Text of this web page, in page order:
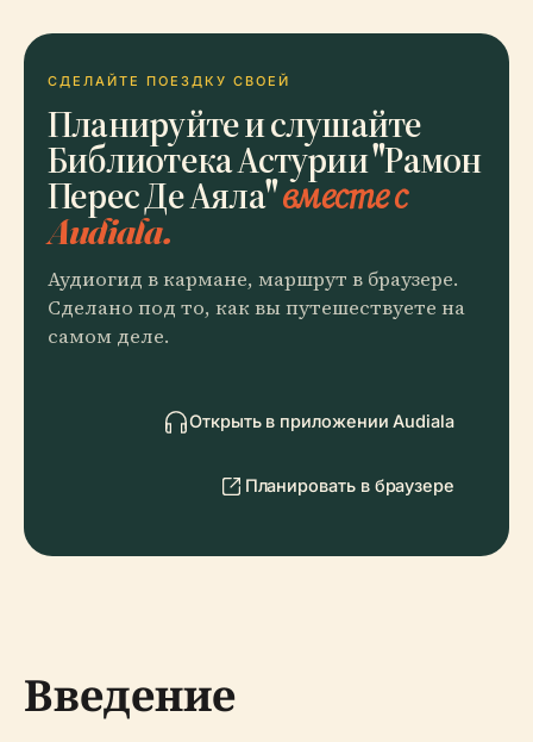
СДЕЛАЙТЕ ПОЕЗДКУ СВОЕЙ
Планируйте и слушайте
Библиотека Астурии "Рамон
Перес Де Аяла"вместе с
Audiala.
Аудиогид в кармане, маршрут в браузере.
Сделано под то, как вы путешествуете на
самом деле.
Открыть в приложении Audiala
Планировать в браузере
Введение